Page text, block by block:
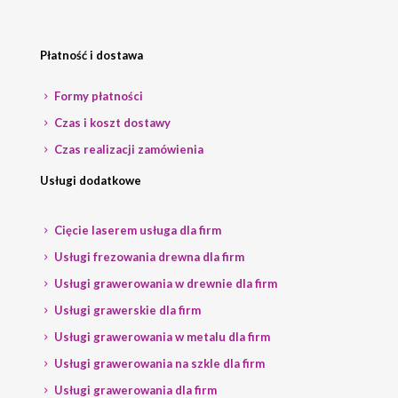
Płatność i dostawa
Formy płatności
Czas i koszt dostawy
Czas realizacji zamówienia
Usługi dodatkowe
Cięcie laserem usługa dla firm
Usługi frezowania drewna dla firm
Usługi grawerowania w drewnie dla firm
Usługi grawerskie dla firm
Usługi grawerowania w metalu dla firm
Usługi grawerowania na szkle dla firm
Usługi grawerowania dla firm